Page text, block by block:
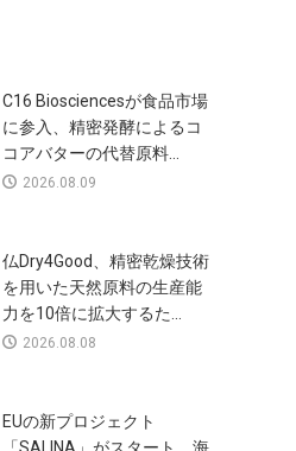
C16 Biosciencesが食品市場
に参入、精密発酵によるコ
コアバターの代替原料...
2026.08.09
仏Dry4Good、精密乾燥技術
を用いた天然原料の生産能
力を10倍に拡大するた...
2026.08.08
EUの新プロジェクト